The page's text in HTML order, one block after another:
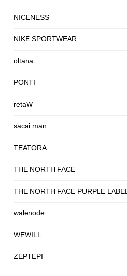
NICENESS
NIKE SPORTWEAR
oltana
PONTI
retaW
sacai man
TEATORA
THE NORTH FACE
THE NORTH FACE PURPLE LABEL
walenode
WEWILL
ZEPTEPI